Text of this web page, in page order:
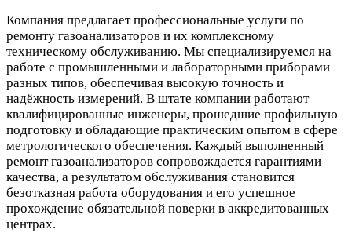
Компания предлагает профессиональные услуги по
ремонту газоанализаторов и их комплексному
техническому обслуживанию. Мы специализируемся на
работе с промышленными и лабораторными приборами
разных типов, обеспечивая высокую точность и
надёжность измерений. В штате компании работают
квалифицированные инженеры, прошедшие профильную
подготовку и обладающие практическим опытом в сфере
метрологического обеспечения. Каждый выполненный
ремонт газоанализаторов сопровождается гарантиями
качества, а результатом обслуживания становится
безотказная работа оборудования и его успешное
прохождение обязательной поверки в аккредитованных
центрах.